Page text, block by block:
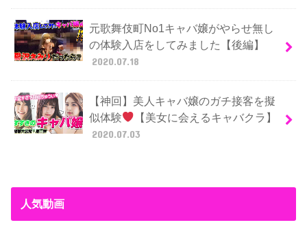
元歌舞伎町No1キャバ嬢がやらせ無し
の体験入店をしてみました【後編】
2020.07.18
【神回】美人キャバ嬢のガチ接客を擬
似体験
【美女に会えるキャバクラ】
2020.07.03
人気動画